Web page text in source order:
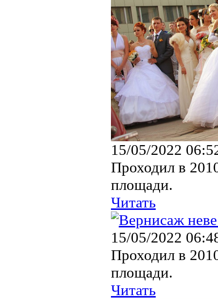
15/05/2022
Проходил в
площади.
Читать
15/05/2022
Проходил в
площади.
Читать